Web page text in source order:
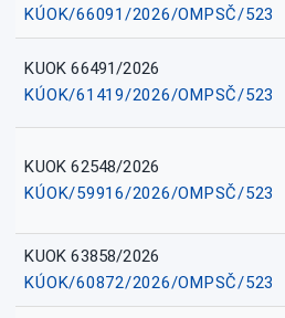
KÚOK/66091/2026/OMPSČ/523
KUOK 66491/2026
KÚOK/61419/2026/OMPSČ/523
KUOK 62548/2026
KÚOK/59916/2026/OMPSČ/523
KUOK 63858/2026
KÚOK/60872/2026/OMPSČ/523